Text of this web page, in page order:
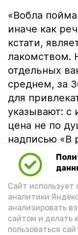
Сайт использует
аналитики
анализировать
сайтом и делать
пользоваться
«Вобла
иначе как
кстати,
лакомством.
отдельных
среднем, за
для
указывают: с
цена не по
надписью «В